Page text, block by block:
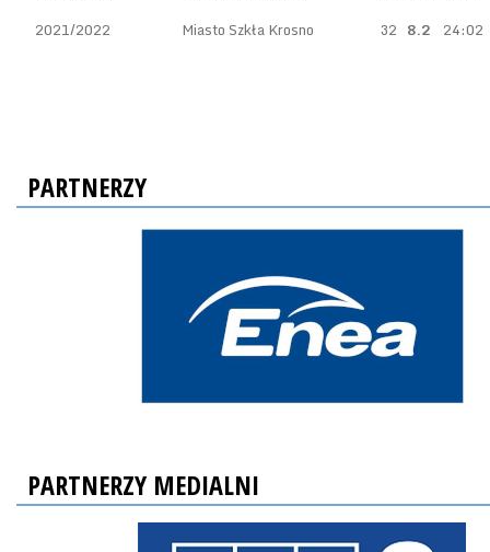
2021/2022
Miasto Szkła Krosno 32 8.2 24:02
PARTNERZY
PARTNERZY MEDIALNI